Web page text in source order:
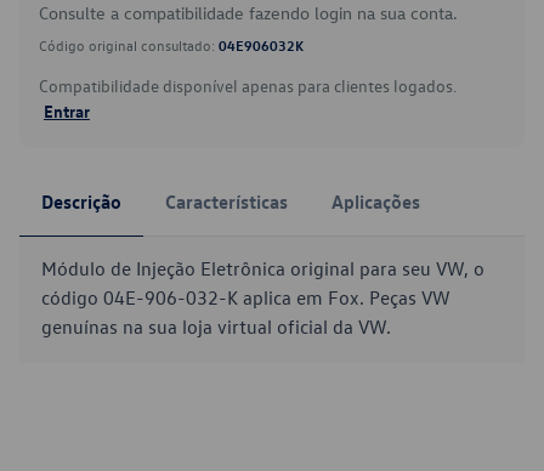
Consulte a compatibilidade fazendo login na sua conta.
Código original consultado: 04E906032K
Compatibilidade disponível apenas para clientes logados.
Entrar
Descrição Características Aplicações
Módulo de Injeção Eletrônica original para seu VW, o
código 04E-906-032-K aplica em Fox. Peças VW
genuínas na sua loja virtual oficial da VW.